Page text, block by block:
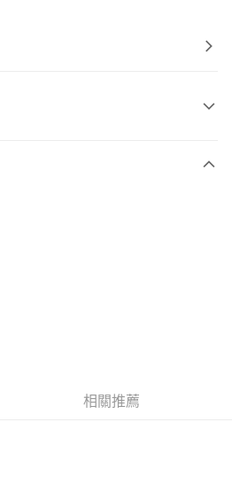
之後才付款」的支付方式。 讓您購物簡單
相關推薦